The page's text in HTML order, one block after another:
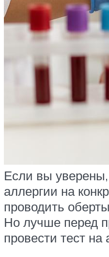
Если вы уверены,
аллергии на
проводить
Но лучше перед
провести тест на